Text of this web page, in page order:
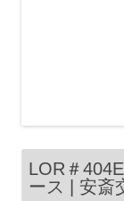
LOR＃
ース | 安斎